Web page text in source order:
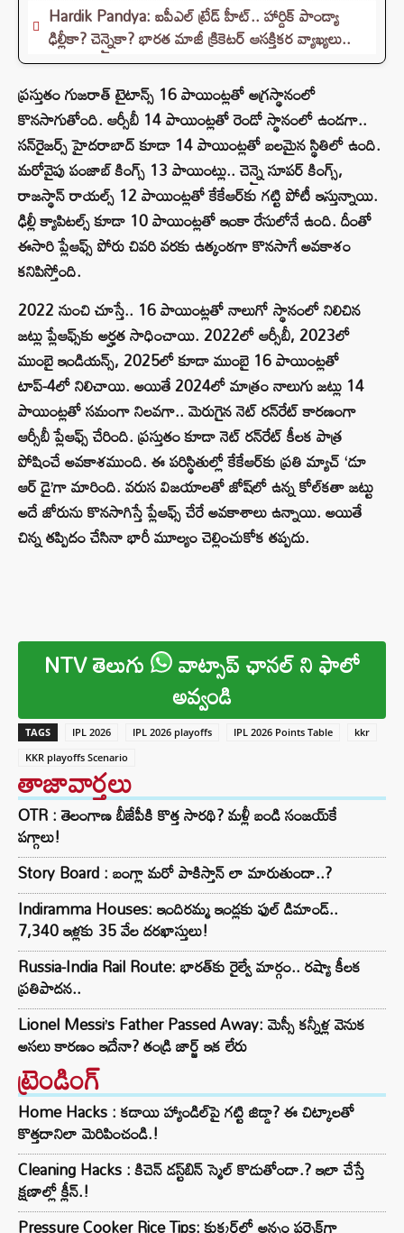
Hardik Pandya: ఐపీఎల్ ట్రేడ్ హీట్.. హార్దిక్ పాండ్యా
ఢిల్లీకా? చెన్నైకా? భారత మాజీ క్రికెటర్ ఆసక్తికర వ్యాఖ్యలు..
ప్రస్తుతం గుజరాత్ టైటాన్స్ 16 పాయింట్లతో అగ్రస్థానంలో
కొనసాగుతోంది. ఆర్సీబీ 14 పాయింట్లతో రెండో స్థానంలో ఉండగా..
సన్‌రైజర్స్ హైదరాబాద్ కూడా 14 పాయింట్లతో బలమైన స్థితిలో ఉంది.
మరోవైపు పంజాబ్ కింగ్స్ 13 పాయింట్లు.. చెన్నై సూపర్ కింగ్స్,
రాజస్థాన్ రాయల్స్ 12 పాయింట్లతో కేకేఆర్‌కు గట్టి పోటీ ఇస్తున్నాయి.
ఢిల్లీ క్యాపిటల్స్ కూడా 10 పాయింట్లతో ఇంకా రేసులోనే ఉంది. దీంతో
ఈసారి ప్లేఆఫ్స్ పోరు చివరి వరకు ఉత్కంఠగా కొనసాగే అవకాశం
కనిపిస్తోంది.
2022 నుంచి చూస్తే.. 16 పాయింట్లతో నాలుగో స్థానంలో నిలిచిన
జట్లు ప్లేఆఫ్స్‌కు అర్హత సాధించాయి. 2022లో ఆర్సీబీ, 2023లో
ముంబై ఇండియన్స్, 2025లో కూడా ముంబై 16 పాయింట్లతో
టాప్-4లో నిలిచాయి. అయితే 2024లో మాత్రం నాలుగు జట్లు 14
పాయింట్లతో సమంగా నిలవగా.. మెరుగైన నెట్ రన్‌రేట్ కారణంగా
ఆర్సీబీ ప్లేఆఫ్స్ చేరింది. ప్రస్తుతం కూడా నెట్ రన్‌రేట్ కీలక పాత్ర
పోషించే అవకాశముంది. ఈ పరిస్థితుల్లో కేకేఆర్‌కు ప్రతి మ్యాచ్ ‘డూ
ఆర్ డై’గా మారింది. వరుస విజయాలతో జోష్‌లో ఉన్న కోల్‌కతా జట్టు
అదే జోరును కొనసాగిస్తే ప్లేఆఫ్స్ చేరే అవకాశాలు ఉన్నాయి. అయితే
చిన్న తప్పిదం చేసినా భారీ మూల్యం చెల్లించుకోక తప్పదు.
NTV తెలుగు వాట్సాప్ ఛానల్ ని ఫాలో
అవ్వండి
TAGS IPL 2026 IPL 2026 playoffs IPL 2026 Points Table
kkr
KKR playoffs Scenario
తాజావార్తలు
OTR : తెలంగాణ బీజేపీకి కొత్త సారథి? మళ్లీ బండి సంజయ్‌కే
పగ్గాలు!
Story Board : బంగ్లా మరో పాకిస్తాన్ లా మారుతుందా..?
Indiramma Houses: ఇందిరమ్మ ఇండ్లకు ఫుల్ డిమాండ్..
7,340 ఇళ్లకు 35 వేల దరఖాస్తులు!
Russia-India Rail Route: భారత్‌కు రైల్వే మార్గం.. రష్యా కీలక
ప్రతిపాదన..
Lionel Messi’s Father Passed Away: మెస్సీ కన్నీళ్ల వెనుక
అసలు కారణం ఇదేనా? తండ్రి జార్జ్ ఇక లేరు
ట్రెండింగ్‌
Home Hacks : కడాయి హ్యాండిల్‌పై గట్టి జిడ్డా? ఈ చిట్కాలతో
కొత్తదానిలా మెరిపించండి.!
Cleaning Hacks : కిచెన్ డస్ట్‌బిన్ స్మెల్ కొడుతోందా.? ఇలా చేస్తే
క్షణాల్లో క్లీన్.!